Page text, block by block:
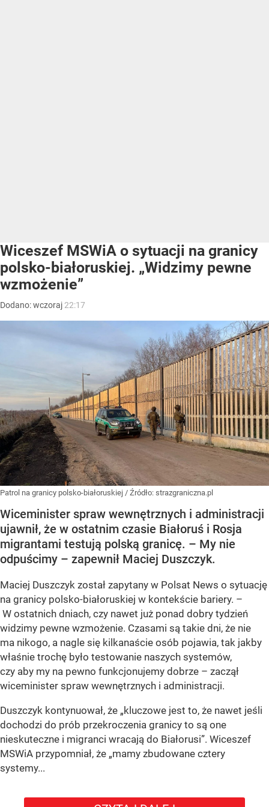
Wiceszef MSWiA o sytuacji na granicy
polsko-białoruskiej. „Widzimy pewne
wzmożenie”
Dodano:wczoraj 22:17
Patrol na granicy polsko-białoruskiej / Źródło: strazgraniczna.pl
Wiceminister spraw wewnętrznych i administracji
ujawnił, że w ostatnim czasie Białoruś i Rosja
migrantami testują polską granicę. – My nie
odpuścimy – zapewnił Maciej Duszczyk.
Maciej Duszczyk został zapytany w Polsat News o sytuację
na granicy polsko-białoruskiej w kontekście bariery. –
W ostatnich dniach, czy nawet już ponad dobry tydzień
widzimy pewne wzmożenie. Czasami są takie dni, że nie
ma nikogo, a nagle się kilkanaście osób pojawia, tak jakby
właśnie trochę było testowanie naszych systemów,
czy aby my na pewno funkcjonujemy dobrze – zaczął
wiceminister spraw wewnętrznych i administracji.
Duszczyk kontynuował, że „kluczowe jest to, że nawet jeśli
dochodzi do prób przekroczenia granicy to są one
nieskuteczne i migranci wracają do Białorusi”. Wiceszef
MSWiA przypomniał, że „mamy zbudowane cztery
systemy...